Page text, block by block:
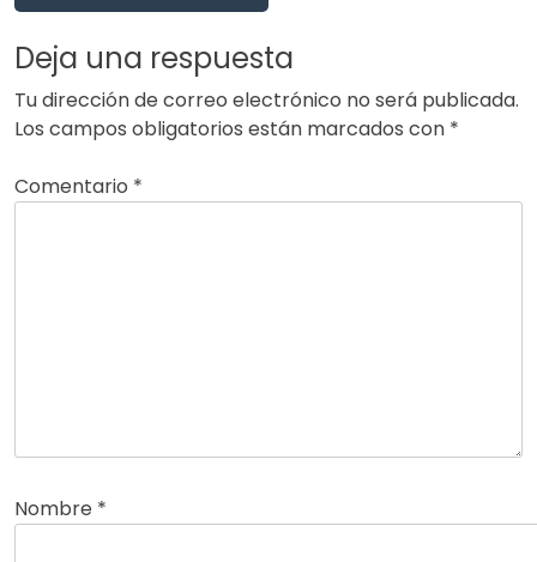
Deja una respuesta
Tu dirección de correo electrónico no será publicada.
Los campos obligatorios están marcados con *
Comentario *
Nombre *